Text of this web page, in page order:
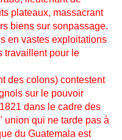
plateaux, massacrant
biens sur sonpassage.
en vastes exploitations
travaillent pour le
des colons) contestent
sur le pouvoir
dans le cadre des
union qui ne tarde pas à
du Guatemala est